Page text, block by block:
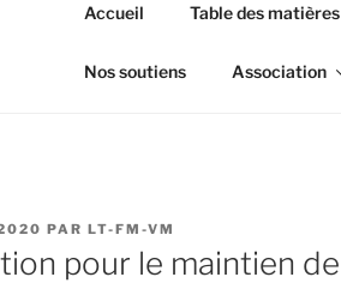
Accueil Table des matières
Nos soutiens Association
PAR LT-FM-VM
pour le maintien